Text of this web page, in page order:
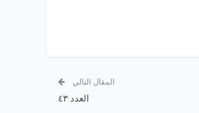
المقال التالي
العدد ٤٣